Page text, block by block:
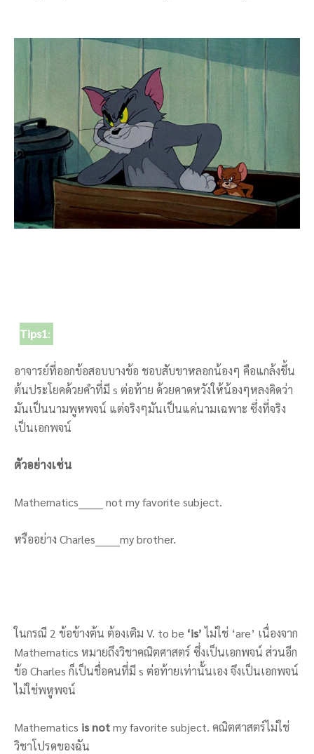
Tips1:
อาจารย์ที่ออกข้อสอบบางข้อ ชอบสับขาหลอกน้องๆ คือแกล้งขึ้น
ต้นประโยคด้วยคำที่มี s ต่อท้าย ด้วยคาดหวังให้น้องๆหลงคิดว่า
มันเป็นนามพูหพจน์ แต่จริงๆมันเป็นแค่นามเฉพาะ ซึ่งที่จริง
เป็นเอกพจน์
ตัวอย่างเช่น
Mathematics_______ not my favorite subject.
หรืออย่าง Charles_______my brother.
ในกรณี 2 ข้อข้างต้น ต้องเติม V. to be ‘is’ไม่ใช่ ‘are’ เนื่องจาก
Mathematics หมายถึงวิชาคณิตศาสตร์ ซึ่งเป็นเอกพจน์ ส่วนอีก
ข้อ Charles ก็เป็นชื่อคนที่มี s ต่อท้ายเท่านั้นเอง จึงเป็นเอกพจน์
ไม่ใช่พหูพจน์
Mathematics is notmy favorite subject. คณิตศาสตร์ไม่ใช่
วิชาโปรดของฉัน